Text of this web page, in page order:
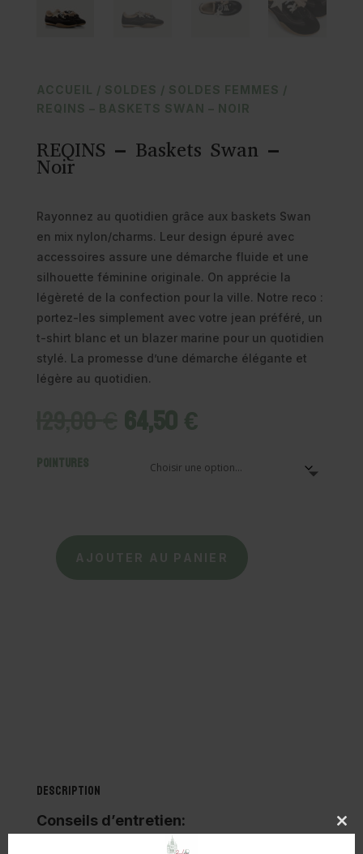
ACCUEIL / SOLDES / SOLDES FEMMES /
REQINS – BASKETS SWAN – NOIR
REQINS – Baskets Swan –
Noir
Rayonnez au quotidien grâce aux baskets Swan
en mix nylon/charms. Leur design épuré avec
accessoires assure une démarche fluide et une
silhouette féminine originale. On apprécie la
légèreté de la confection pour la ville. Notre reco :
portez-les simplement avec votre jean préféré, un
t-shirt blanc et un blazer marine pour un quotidien
stylé. La promesse d’une démarche élégante et
légère au quotidien.
Le
prixinitial
était :
64,50€
actuel
est :
Pointures
quantitéAJOUTER AU PANIER
Description
Conseils d’entretien:
Ne pas immerger dans l’eau ni laver en machine.